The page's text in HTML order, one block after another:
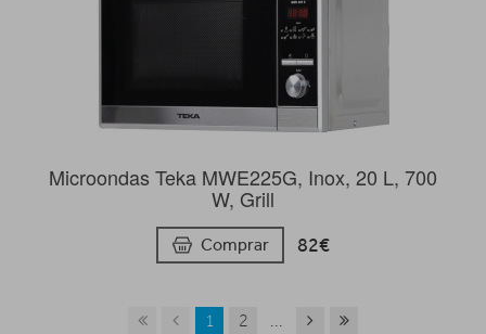
Microondas Teka MWE225G, Inox, 20 L, 700
W, Grill
Comprar 82€
1 2 ...